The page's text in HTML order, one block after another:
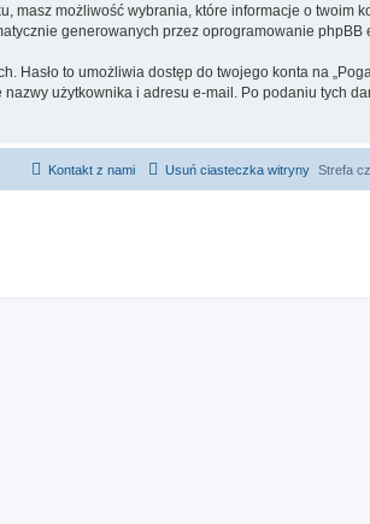
masz możliwość wybrania, które informacje o twoim
generowanych przez oprogramowanie phpBB
Hasło to umożliwia dostęp do twojego konta na
nazwy użytkownika i adresu e-mail. Po podaniu tych
Strefa
Usuń ciasteczka witryny
Kontakt z nami